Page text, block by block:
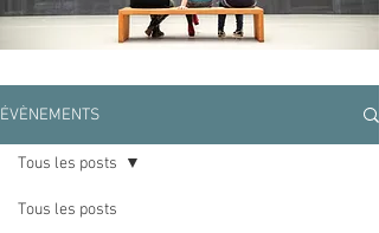
ÉVÈNEMENTS
Tous les posts
Tous les posts